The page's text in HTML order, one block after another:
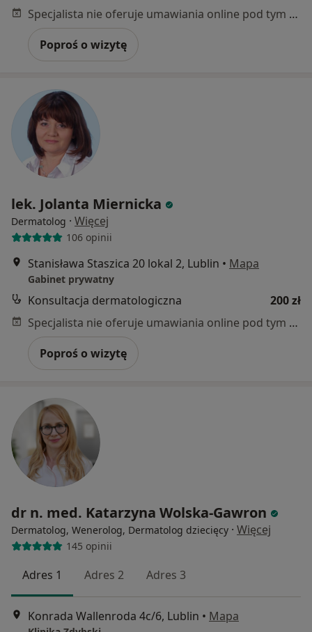
Specjalista nie oferuje umawiania online pod tym adresem.
Poproś o wizytę
lek. Jolanta Miernicka
Dermatolog · Więcej
106 opinii
Stanisława Staszica 20 lokal 2, Lublin • Mapa
Gabinet prywatny
Konsultacja dermatologiczna
200 zł
Specjalista nie oferuje umawiania online pod tym adresem.
Poproś o wizytę
dr n. med. Katarzyna Wolska-Gawron
Dermatolog, Wenerolog, Dermatolog dziecięcy · Więcej
145 opinii
Adres 1 Adres 2 Adres 3
Konrada Wallenroda 4c/6, Lublin • Mapa